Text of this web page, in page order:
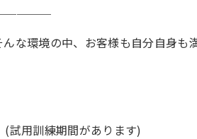
な環境の中、お客様も自分自身も
(試用訓練期間があります)